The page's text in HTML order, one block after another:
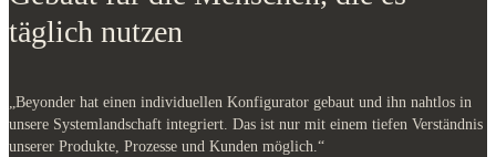
täglich nutzen
„Beyonder hat einen individuellen Konfigurator gebaut und ihn nahtlos in
unsere Systemlandschaft integriert. Das ist nur mit einem tiefen Verständnis
unserer Produkte, Prozesse und Kunden möglich.“